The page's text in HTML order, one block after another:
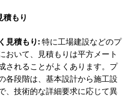
積もり
見積もり:特に工場建設などのプ
おいて、見積もりは平方メート
されることがよくあります。プ
各段階は、基本設計から施工設
、技術的な詳細要求に応じて異